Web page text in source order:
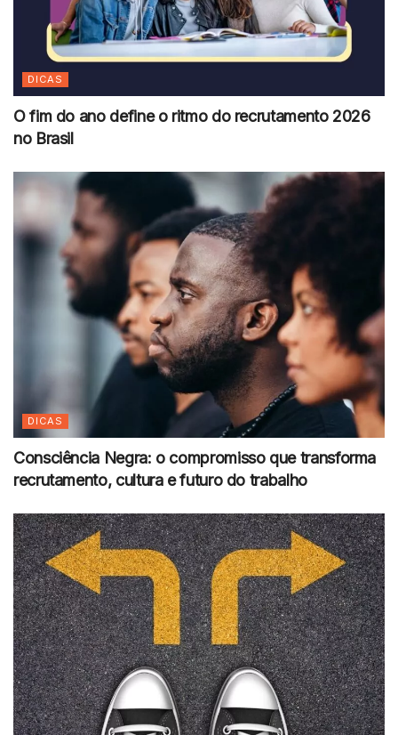
DICAS
O fim do ano define o ritmo do recrutamento 2026
no Brasil
DICAS
Consciência Negra: o compromisso que transforma
recrutamento, cultura e futuro do trabalho